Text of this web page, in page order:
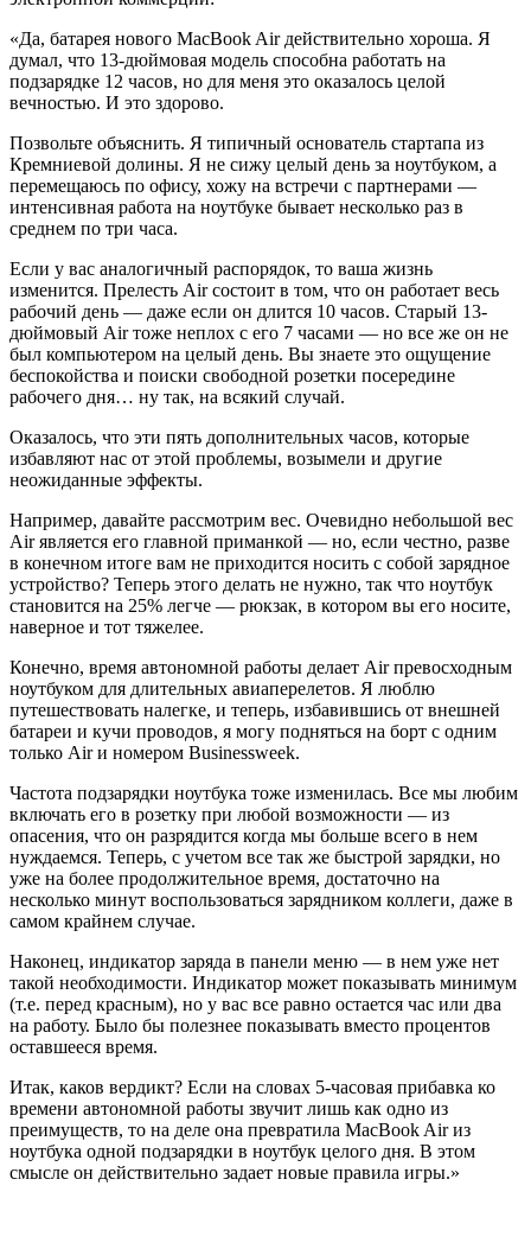
«Да, батарея нового MacBook Air действительно хороша. Я
думал, что 13-дюймовая модель способна работать на
подзарядке 12 часов, но для меня это оказалось целой
вечностью. И это здорово.
Позвольте объяснить. Я типичный основатель стартапа из
Кремниевой долины. Я не сижу целый день за ноутбуком, а
перемещаюсь по офису, хожу на встречи с партнерами —
интенсивная работа на ноутбуке бывает несколько раз в
среднем по три часа.
Если у вас аналогичный распорядок, то ваша жизнь
изменится. Прелесть Air состоит в том, что он работает весь
рабочий день — даже если он длится 10 часов. Старый 13-
дюймовый Air тоже неплох с его 7 часами — но все же он не
был компьютером на целый день. Вы знаете это ощущение
беспокойства и поиски свободной розетки посередине
рабочего дня… ну так, на всякий случай.
Оказалось, что эти пять дополнительных часов, которые
избавляют нас от этой проблемы, возымели и другие
неожиданные эффекты.
Например, давайте рассмотрим вес. Очевидно небольшой вес
Air является его главной приманкой — но, если честно, разве
в конечном итоге вам не приходится носить с собой зарядное
устройство? Теперь этого делать не нужно, так что ноутбук
становится на 25% легче — рюкзак, в котором вы его носите,
наверное и тот тяжелее.
Конечно, время автономной работы делает Air превосходным
ноутбуком для длительных авиаперелетов. Я люблю
путешествовать налегке, и теперь, избавившись от внешней
батареи и кучи проводов, я могу подняться на борт с одним
только Air и номером Businessweek.
Частота подзарядки ноутбука тоже изменилась. Все мы любим
включать его в розетку при любой возможности — из
опасения, что он разрядится когда мы больше всего в нем
нуждаемся. Теперь, с учетом все так же быстрой зарядки, но
уже на более продолжительное время, достаточно на
несколько минут воспользоваться зарядником коллеги, даже в
самом крайнем случае.
Наконец, индикатор заряда в панели меню — в нем уже нет
такой необходимости. Индикатор может показывать минимум
(т.е. перед красным), но у вас все равно остается час или два
на работу. Было бы полезнее показывать вместо процентов
оставшееся время.
Итак, каков вердикт? Если на словах 5-часовая прибавка ко
времени автономной работы звучит лишь как одно из
преимуществ, то на деле она превратила MacBook Air из
ноутбука одной подзарядки в ноутбук целого дня. В этом
смысле он действительно задает новые правила игры.»